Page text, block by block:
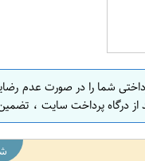
شما را در صورت عدم
درگاه پرداخت سایت ،